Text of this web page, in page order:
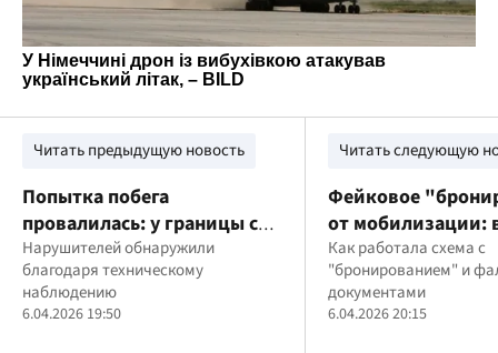
Читать предыдущую новость
Попытка побега
провалилась: у границы со
Словакией задержали
троих мужчин
Нарушителей обнаружили
благодаря техническому
наблюдению
6.04.2026 19:50
Читать следующую
Фейковое
от мобилизации:
разоблачили
обещаниями
и Укрзализныце
Как работала схема с
"бронированием" и
документами
6.04.2026 20:15